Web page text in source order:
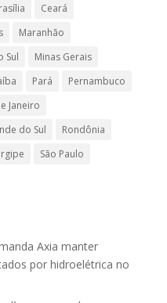
Ceará
Maranhão
Sul
Minas Gerais
Pará
Pernambuco
Janeiro
do Sul
Rondônia
São Paulo
Axia manter
por hidroelétrica no